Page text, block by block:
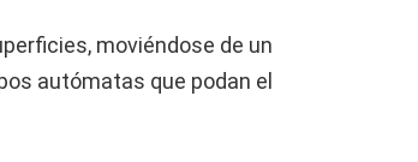
moviéndose de un
autómatas que podan el